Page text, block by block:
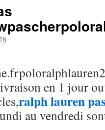
en 1 jour
ralph lauren
au vendredi